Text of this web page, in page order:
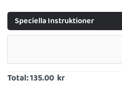
Speciella Instruktioner
Total:135.00 kr